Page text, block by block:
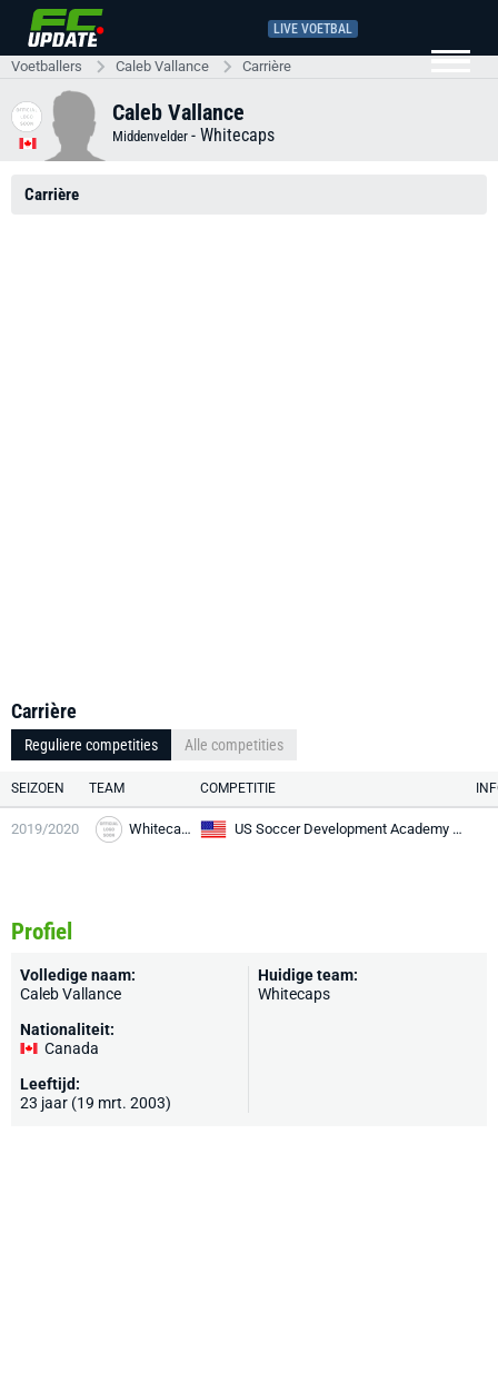
LIVE VOETBAL
Voetballers Caleb Vallance Carrière
Caleb Vallance
Middenvelder - Whitecaps
Carrière
Carrière
Reguliere competities Alle competities
SEIZOEN TEAM COMPETITIE
2019/2020 Whitecaps US Soccer Development Academy U16/17
Profiel
Volledige naam:
Caleb Vallance
Nationaliteit:
Canada
Leeftijd:
23 jaar (19 mrt. 2003)
Huidige team:
Whitecaps